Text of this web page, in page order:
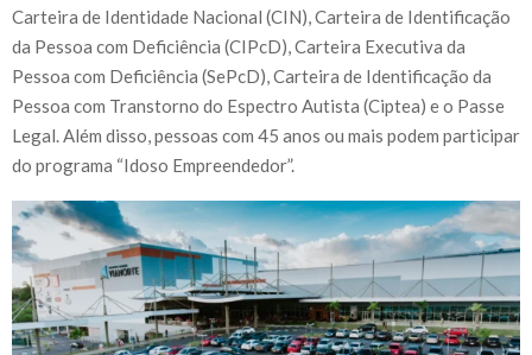
Carteira de Identidade Nacional (CIN), Carteira de Identificação
da Pessoa com Deficiência (CIPcD), Carteira Executiva da
Pessoa com Deficiência (SePcD), Carteira de Identificação da
Pessoa com Transtorno do Espectro Autista (Ciptea) e o Passe
Legal. Além disso, pessoas com 45 anos ou mais podem participar
do programa “Idoso Empreendedor”.